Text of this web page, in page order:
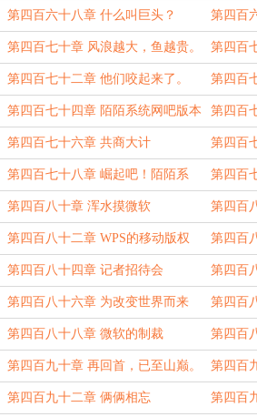
第四百六十八章 什么叫巨头？ 第四百
第四百七十章 风浪越大，鱼越贵。 第四百
第四百七十二章 他们咬起来了。 第四百
子？
第四百七十四章 陌陌系统网吧版本 第四百
第四百七十六章 共商大计 第四百
第四百七十八章 崛起吧！陌陌系
统！
第四百
第四百八十章 浑水摸微软 第四百
扯。
第四百八十二章 WPS的移动版权 第四百
第四百八十四章 记者招待会 第四百
第四百八十六章 为改变世界而来 第四百
第四百八十八章 微软的制裁 第四百
第四百九十章 再回首，已至山巅。 第四百
报？
第四百九十二章 俩俩相忘 第四百